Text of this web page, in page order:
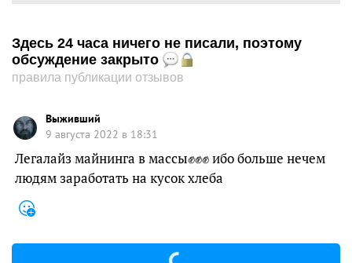
Здесь 24 часа ничего не писали, поэтому
обсуждение закрыто
правила публикации отзывов
Выживший
9 августа 2022 в 18:31
Легалайз майнинга в массы✊✊✊ ибо больше нечем
людям заработать на кусок хлеба